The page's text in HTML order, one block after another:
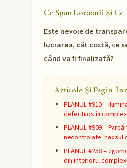
Ce Spun Locatarii Și Ce
Este nevoie de
lucrarea, cât costă, ce
când va fi finalizată?
Articole Și Pagini
PLANUL #910 –
defectuos în complex
PLANUL #909 –
necontrolate: haosul
PLANUL #258 –
din interiorul